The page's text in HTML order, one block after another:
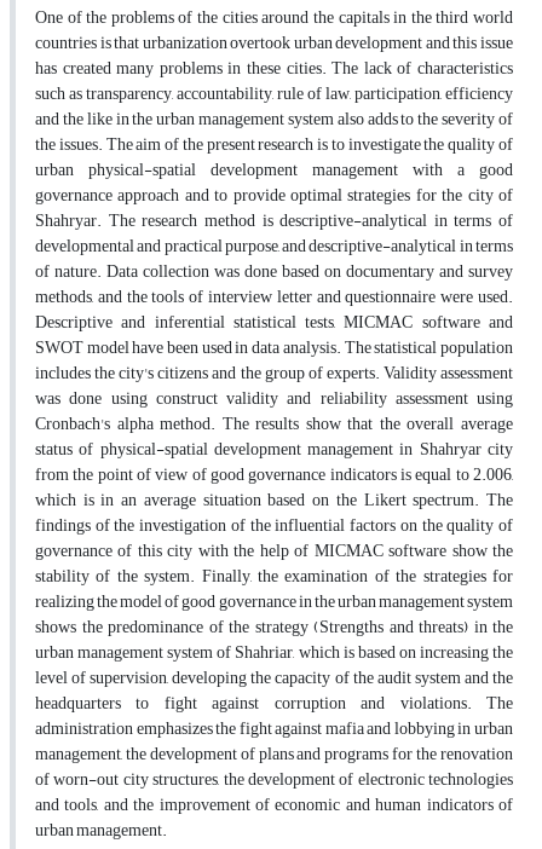
One of the problems of the cities around the capitals in the third world
countries is that urbanization overtook urban development and this issue
has created many problems in these cities. The lack of characteristics
such as transparency, accountability, rule of law, participation, efficiency
and the like in the urban management system also adds to the severity of
the issues. The aim of the present research is to investigate the quality of
urban physical-spatial development management with a good
governance approach and to provide optimal strategies for the city of
Shahryar. The research method is descriptive-analytical in terms of
developmental and practical purpose, and descriptive-analytical in terms
of nature. Data collection was done based on documentary and survey
methods, and the tools of interview letter and questionnaire were used.
Descriptive and inferential statistical tests, MICMAC software and
SWOT model have been used in data analysis. The statistical population
includes the city's citizens and the group of experts. Validity assessment
was done using construct validity and reliability assessment using
Cronbach's alpha method. The results show that the overall average
status of physical-spatial development management in Shahryar city
from the point of view of good governance indicators is equal to 2.006,
which is in an average situation based on the Likert spectrum. The
findings of the investigation of the influential factors on the quality of
governance of this city with the help of MICMAC software show the
stability of the system. Finally, the examination of the strategies for
realizing the model of good governance in the urban management system
shows the predominance of the strategy (Strengths and threats) in the
urban management system of Shahriar, which is based on increasing the
level of supervision, developing the capacity of the audit system and the
headquarters to fight against corruption and violations. The
administration emphasizes the fight against mafia and lobbying in urban
management, the development of plans and programs for the renovation
of worn-out city structures, the development of electronic technologies
and tools, and the improvement of economic and human indicators of
urban management.